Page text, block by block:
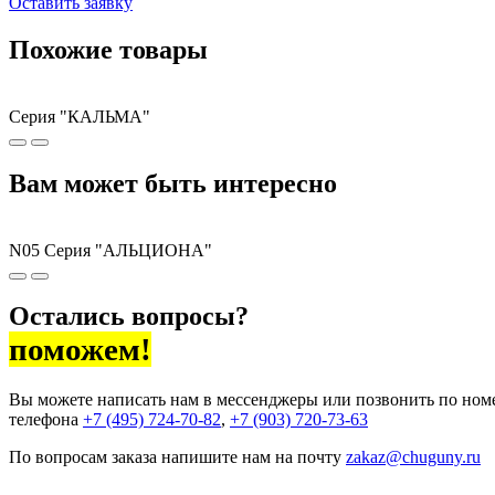
Похожие товары
Серия "КАЛЬМА"
Вам может быть интересно
N05 Серия "АЛЬЦИОНА"
Остались вопросы?
поможем!
Вы можете написать нам в мессенджеры или позвонить по
телефона +7 (495) 724-70-82, +7 (903) 720-73-63
По вопросам заказа напишите нам на почту zakaz@chuguny.ru